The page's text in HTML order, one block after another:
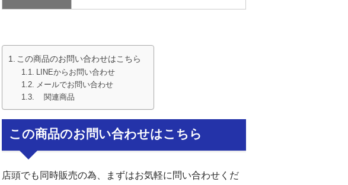
この商品のお問い合わせはこちら
LINEからお問い合わせ
メールでお問い合わせ
関連商品
この商品のお問い合わせはこちら
店頭でも同時販売の為、まずはお気軽に問い合わせくだ